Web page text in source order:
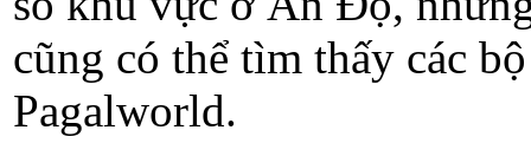
cũng có thể tìm thấy các
Pagalworld.